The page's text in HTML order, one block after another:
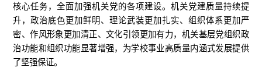
核心任务，全面加强机关党的各项建设。机关党建质量持续提
升，政治底色更加鲜明、理论武装更加扎实、组织体系更加严
密、作风形象更加清正、文化引领更加有力，机关基层党组织政
治功能和组织功能显著增强，为学校事业高质量内涵式发展提供
了坚强保证。